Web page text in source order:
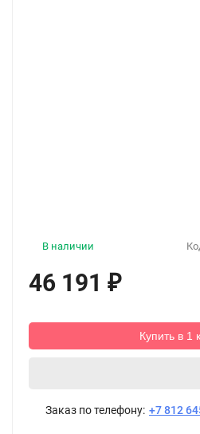
В наличии
46 191 ₽
Купить в 1
Заказ по телефону: +7 812